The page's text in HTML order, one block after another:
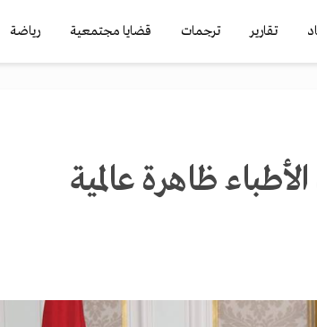
تقارير ترجمات قضايا مجتمعية رياضة
ظاهرة عالمية